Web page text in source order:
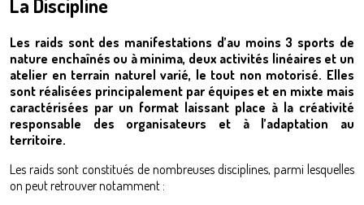
La Discipline
Les raids sont des manifestations d’au moins 3 sports de
nature enchaînés ou à minima, deux activités linéaires et un
atelier en terrain naturel varié, le tout non motorisé. Elles
sont réalisées principalement par équipes et en mixte mais
caractérisées par un format laissant place à la créativité
responsable des organisateurs et à l’adaptation au
territoire.
Les raids sont constitués de nombreuses disciplines, parmi lesquelles
on peut retrouver notamment :